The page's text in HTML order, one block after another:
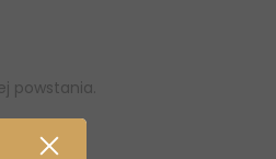
powstania.